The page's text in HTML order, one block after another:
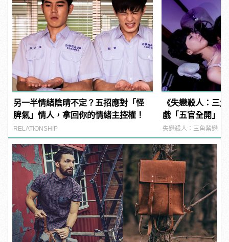
另一半情緒陰晴不定？五招應對「怪
脾氣」情人，拿回你的情緒主控權！
RELATIONSHIP
《失戀殺人：三
戲「五官全開」
好像快死了
失戀殺人：三角禁戀